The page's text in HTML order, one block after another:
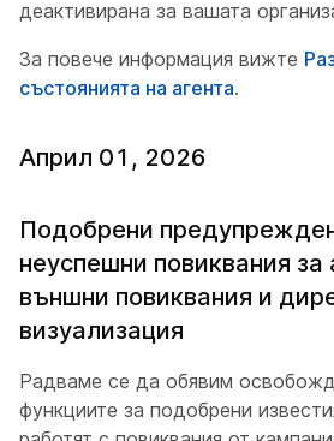
деактивирана за вашата
За повече информация вижте
състоянията на агента.
Април 01, 2026
Подобрени
неуспешни повиквания за
външни повиквания и
визуализация
Радваме се да обявим
функциите за подобрени